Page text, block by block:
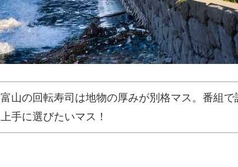
富山の回転寿司は地物の厚みが別格マス。番組
上手に選びたいマス！